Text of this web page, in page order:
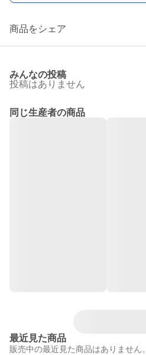
商品をシェア
みんなの投稿
投稿はありません
同じ生産者の商品
最近見た商品
販売中の最近見た商品はありません。